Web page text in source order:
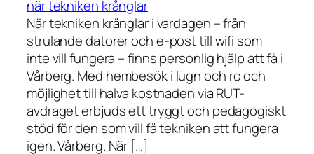
när tekniken krånglar
När tekniken krånglar i vardagen – från
strulande datorer och e-post till wifi som
inte vill fungera – finns personlig hjälp att få i
Vårberg. Med hembesök i lugn och ro och
möjlighet till halva kostnaden via RUT-
avdraget erbjuds ett tryggt och pedagogiskt
stöd för den som vill få tekniken att fungera
igen. Vårberg. När […]